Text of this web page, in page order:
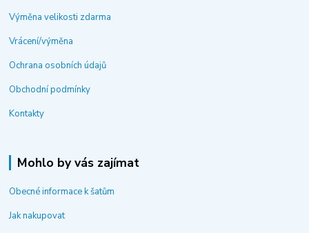
Výměna velikosti zdarma
Vrácení/výměna
Ochrana osobních údajů
Obchodní podmínky
Kontakty
Mohlo by vás zajímat
Obecné informace k šatům
Jak nakupovat